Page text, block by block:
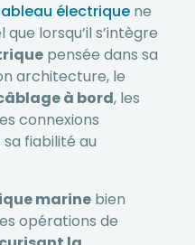
électrique ne
lorsqu’il s’intègre
pensée dans sa
architecture, le
à bord, les
connexions
fiabilité au
marine bien
opérations de